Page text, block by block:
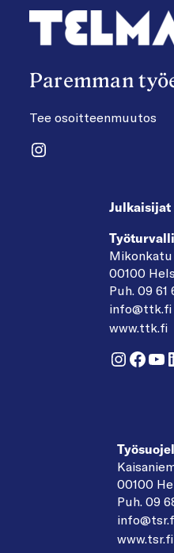
Paremman
Tee osoitteenmuutos
Instagram
Julkaisijat
Mikonkatu
00100
Puh. 09 61
info@ttk.fi
www.ttk.fi
00100
Puh. 09
www.tsr.fi